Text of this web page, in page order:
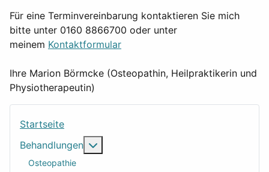
Für eine Terminvereinbarung kontaktieren Sie mich
bitte unter 0160 8866700 oder unter
meinem Kontaktformular
Ihre Marion Börmcke (Osteopathin, Heilpraktikerin und
Physiotherapeutin)
Startseite
Behandlungen
Osteopathie